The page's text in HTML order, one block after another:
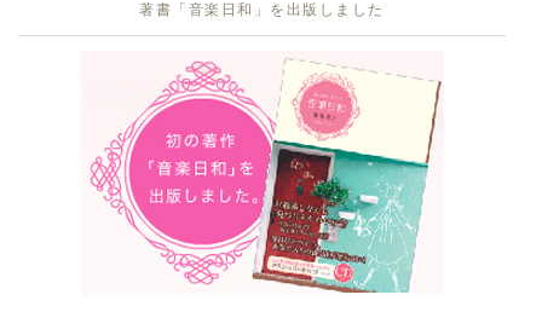
著書「音楽日和」を出版しました